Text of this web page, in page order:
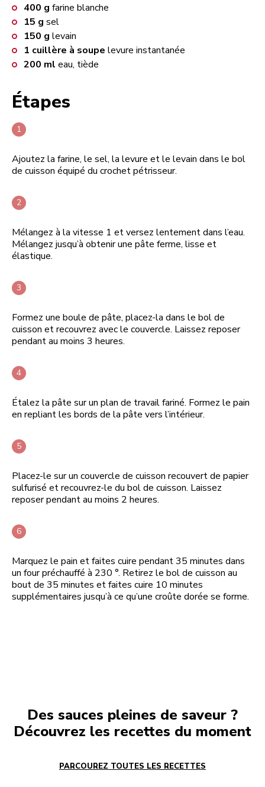
400 g farine blanche
15 g sel
150 g levain
1 cuillère à soupe levure instantanée
200 ml eau, tiède
Étapes
Ajoutez la farine, le sel, la levure et le levain dans le bol
de cuisson équipé du crochet pétrisseur.
Mélangez à la vitesse 1 et versez lentement dans l’eau.
Mélangez jusqu’à obtenir une pâte ferme, lisse et
élastique.
Formez une boule de pâte, placez-la dans le bol de
cuisson et recouvrez avec le couvercle. Laissez reposer
pendant au moins 3 heures.
Étalez la pâte sur un plan de travail fariné. Formez le pain
en repliant les bords de la pâte vers l’intérieur.
Placez-le sur un couvercle de cuisson recouvert de papier
sulfurisé et recouvrez-le du bol de cuisson. Laissez
reposer pendant au moins 2 heures.
Marquez le pain et faites cuire pendant 35 minutes dans
un four préchauffé à 230 °. Retirez le bol de cuisson au
bout de 35 minutes et faites cuire 10 minutes
supplémentaires jusqu’à ce qu’une croûte dorée se forme.
Des sauces pleines de saveur ?
Découvrez les recettes du moment
PARCOUREZ TOUTES LES RECETTES